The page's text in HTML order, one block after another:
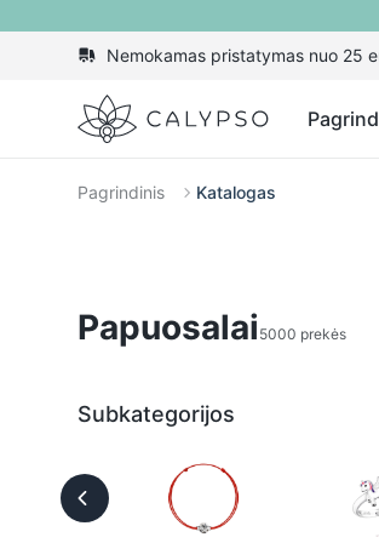
Nemokamas pristatymas nuo 25
Calypso
Pagrindinis Katalogas
Papuosalai 5000 prekės
Subkategorijos